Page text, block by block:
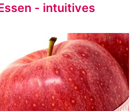
- intuitives